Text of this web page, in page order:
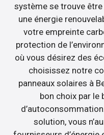
système se trouve
une énergie
votre empreinte
protection de
où vous désirez des
choisissez notre
panneaux solaires à
bon choix par le
solution, vous